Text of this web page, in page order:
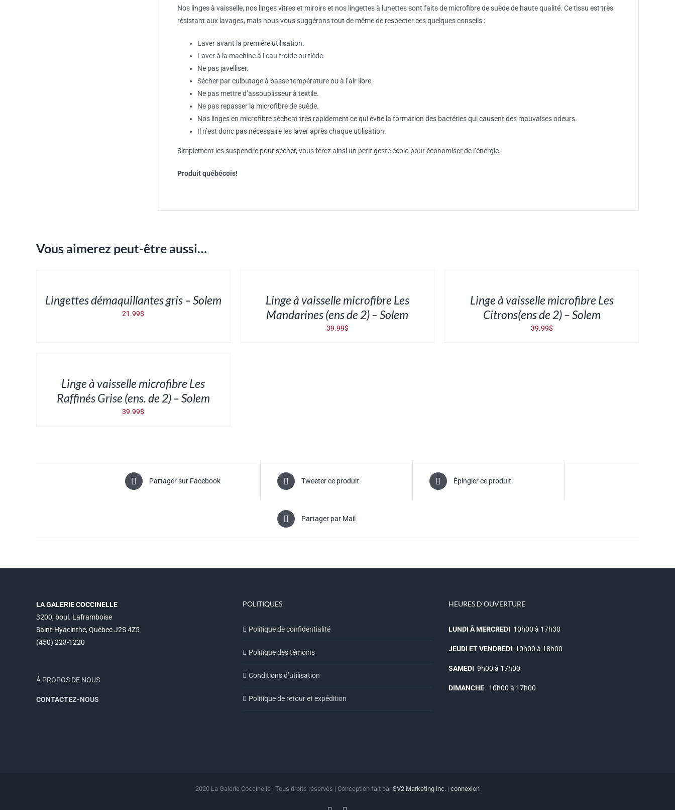
Nos linges à vaisselle, nos linges vitres et miroirs et nos lingettes à lunettes sont faits de microfibre de suède de haute qualité. Ce tissu est très
résistant aux lavages, mais nous vous suggérons tout de même de respecter ces quelques conseils :
Laver avant la première utilisation.
Laver à la machine à l’eau froide ou tiède.
Ne pas javelliser.
Sécher par culbutage à basse température ou à l’air libre.
Ne pas mettre d’assouplisseur à textile.
Ne pas repasser la microfibre de suède.
Nos linges en microfibre sèchent très rapidement ce qui évite la formation des bactéries qui causent des mauvaises odeurs.
Il n’est donc pas nécessaire les laver après chaque utilisation.
Simplement les suspendre pour sécher, vous ferez ainsi un petit geste écolo pour économiser de l’énergie.
Produit québécois!
Vous aimerez peut-être aussi…
DÉTAILS
Lingettes démaquillantes gris – Solem
21.99$
DÉTAILSLinge à vaisselle microfibre Les
Mandarines (ens de 2) – Solem
39.99$
DÉTAILSLinge à vaisselle microfibre Les
Citrons(ens de 2) – Solem
39.99$
DÉTAILSLinge à vaisselle microfibre Les
Raffinés Grise (ens. de 2) – Solem
39.99$
Partager sur Facebook Tweeter ce produit Épingler ce produit
Partager par Mail
LA GALERIE COCCINELLE
3200, boul. Laframboise
Saint-Hyacinthe, Québec J2S 4Z5
(450) 223-1220
À PROPOS DE NOUS
CONTACTEZ-NOUS
POLITIQUES
Politique de confidentialité
Politique des témoins
Conditions d’utilisation
Politique de retour et expédition
HEURES D’OUVERTURE
LUNDI À MERCREDI 10h00 à 17h30
JEUDI ET VENDREDI 10h00 à 18h00
SAMEDI 9h00 à 17h00
DIMANCHE 10h00 à 17h00
2020 La Galerie Coccinelle | Tous droits réservés | Conception fait par SV2 Marketing inc. | connexion